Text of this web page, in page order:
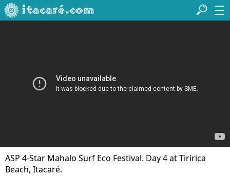
ASP 4-Star Mahalo Surf Eco Festival. Day 4 at Tiririca
Beach, Itacaré.